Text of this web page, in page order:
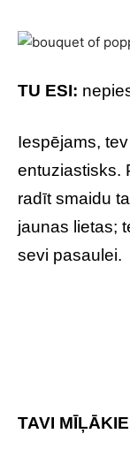
TU ESI:
Iespējams,
entuziastisks.
radīt smaidu
jaunas lietas;
sevi pasaulei.
TAVI